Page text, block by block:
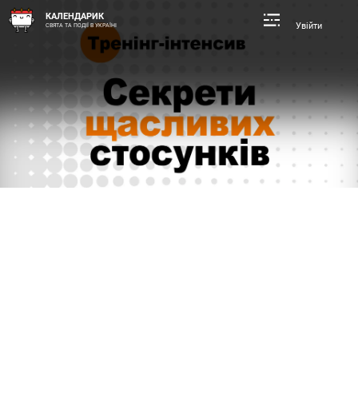
КАЛЕНДАРИК
СВЯТА ТА ПОДІЇ В УКРАЇНІ Увійти